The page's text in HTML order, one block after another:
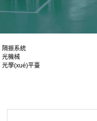
隔振系統
光機械
光學(xué)平臺